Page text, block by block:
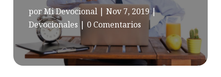
porMi Devocional |Nov 7, 2019|
Devocionales| 0 Comentarios